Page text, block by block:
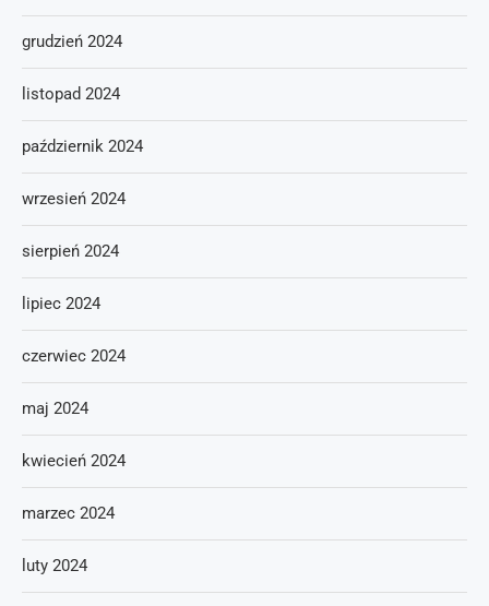
grudzień 2024
listopad 2024
październik 2024
wrzesień 2024
sierpień 2024
lipiec 2024
czerwiec 2024
maj 2024
kwiecień 2024
marzec 2024
luty 2024